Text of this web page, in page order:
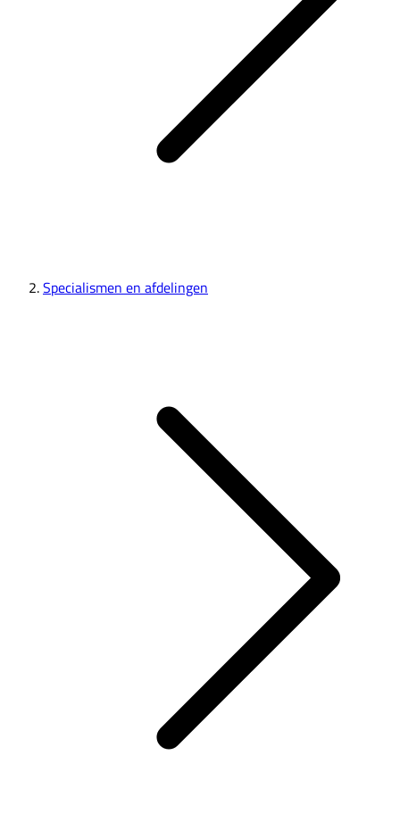
Specialismen en afdelingen